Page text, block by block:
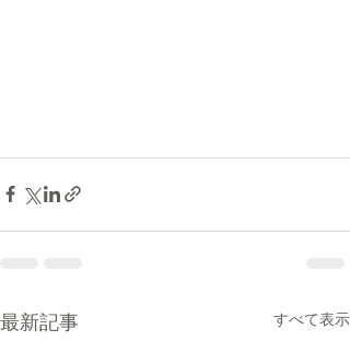
最新記事 すべて表示